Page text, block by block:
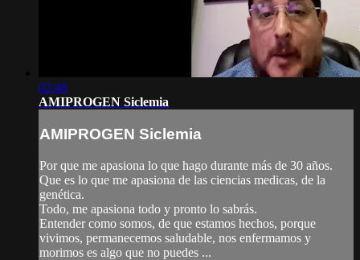
02:48
AMIPROGEN Siclemia
AMIPROGEN Siclemia
Por que me apasiona lo que hago durante más de 30 años.
Que es lo que me apasiona de las ciencias medicas, de la
genética.
Todo, me apasiona todo y pronto lo sabrás.
Entender como somos, de que estamos hechos, porque
vivimos, permanecemos saludable, nos enfermamos y
morimos es algo que no puedes ...